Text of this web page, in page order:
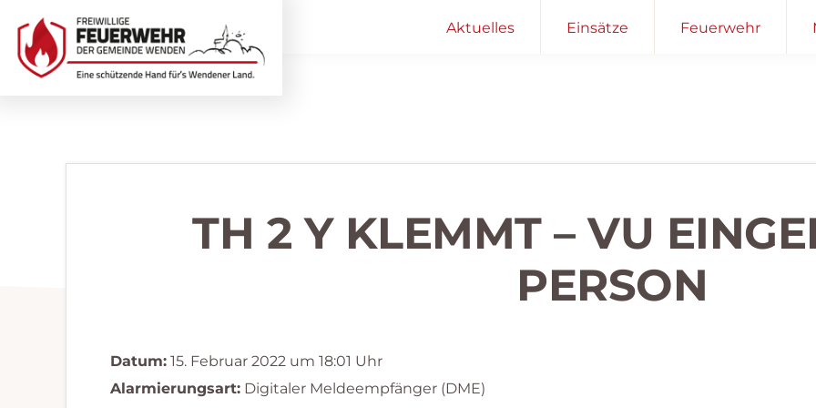
Hauptnavigation
springen
Inhalt
springen
Aktuelles Einsätze Feuerwehr
TH 2 Y KLEMMT – VU
PERSON
Datum: 15. Februar 2022 um 18:01 Uhr
Alarmierungsart: Digitaler Meldeempfänger (DME)